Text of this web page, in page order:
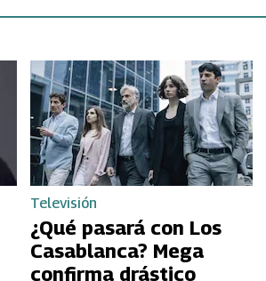
Televisión
¿Qué pasará con Los
Casablanca? Mega
confirma drástico